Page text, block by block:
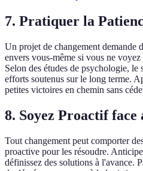
7. Pratiquer la
Un projet de changement demande
envers vous-même si vous ne
Selon des études de psychologie, le
efforts soutenus sur le long terme.
petites victoires en chemin sans
8. Soyez Proactif face
Tout changement peut comporter
proactive pour les résoudre.
définissez des solutions à l'avance.